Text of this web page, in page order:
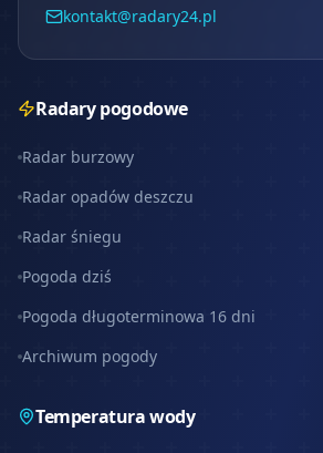
kontakt@radary24.pl
Radary pogodowe
Radar burzowy
Radar opadów deszczu
Radar śniegu
Pogoda dziś
Pogoda długoterminowa 16 dni
Archiwum pogody
Temperatura wody